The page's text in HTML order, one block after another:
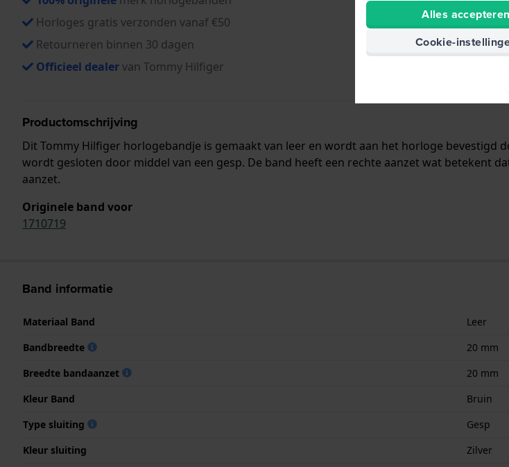
Horloges gratis verzonden vanaf €50
Retourneren binnen 30 dagen
Officieel dealervan Tommy Hilfiger
Productomschrijving
Dit Tommy Hilfiger horlogebandje is gemaakt van leer en wordt aan het horloge bevestigd
wordt gesloten door middel van een gesp. De band heeft een rechte aanzet wat betekent
aanzet.
Originele band voor
1710719
Band informatie
Materiaal Band
Leer
Bandbreedte
20 mm
Breedte bandaanzet
20 mm
Kleur Band
Bruin
Type sluiting
Gesp
Kleur sluiting
Zilver
Alles accepteren
Cookie-